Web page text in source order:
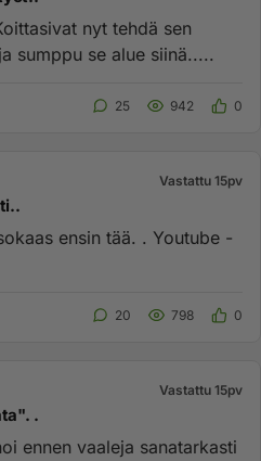
nyt tehdä sen
sumppu se alue siinä.....
25 942 0
Vastattu 15pv
ensin tää. . Youtube -
20 798 0
Vastattu 15pv
.
ennen vaaleja sanatarkasti